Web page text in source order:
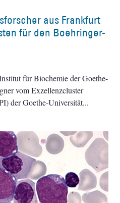
aus Frankfurt
für den Boehringer-
für Biochemie der Goethe-
vom Exzellenzcluster
der Goethe-Universität